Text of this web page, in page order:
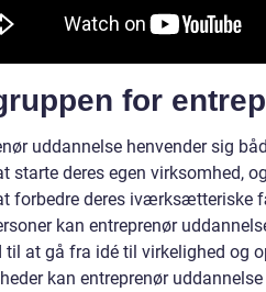
for
uddannelse henvender sig
starte deres egen virksomhed,
forbedre deres iværksætteriske
kan entreprenør
til at gå fra idé til virkelighed og
kan entreprenør